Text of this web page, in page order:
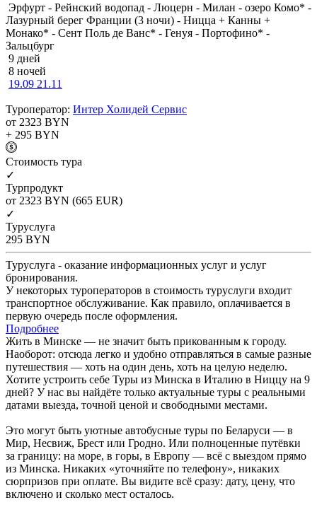
Эрфурт - Рейнский водопад - Люцерн - Милан - озеро Комо* -
Лазурный берег Франции (3 ночи) - Ницца + Канны +
Монако* - Сент Поль де Ванс* - Генуя - Портофино* -
Зальцбург
9 дней
8 ночей
19.09 21.11
Туроператор: Интер Холидей Сервис
от 2323 BYN
+ 295 BYN
Cтоимость тура
✓
Турпродукт
от 2323 BYN (665 EUR)
✓
Туруслуга
295 BYN
Туруслуга - оказание информационных услуг и услуг
бронирования.
У некоторых туроператоров в стоимость туруслуги входит
транспортное обслуживание. Как правило, оплачивается в
первую очередь после оформления.
Подробнее
Жить в Минске — не значит быть прикованным к городу.
Наоборот: отсюда легко и удобно отправляться в самые разные
путешествия — хоть на один день, хоть на целую неделю.
Хотите устроить себе Туры из Минска в Италию в Ниццу на 9
дней? У нас вы найдёте только актуальные туры с реальными
датами выезда, точной ценой и свободными местами.
Это могут быть уютные автобусные туры по Беларуси — в
Мир, Несвиж, Брест или Гродно. Или полноценные путёвки
за границу: на море, в горы, в Европу — всё с выездом прямо
из Минска. Никаких «уточняйте по телефону», никаких
сюрпризов при оплате. Вы видите всё сразу: дату, цену, что
включено и сколько мест осталось.